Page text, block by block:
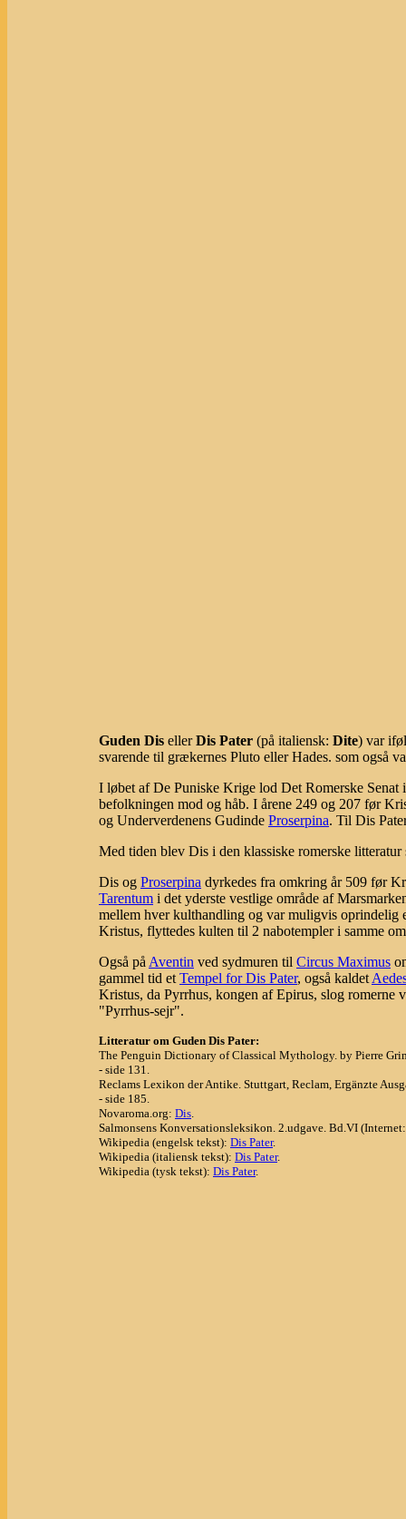
Guden Dis ellerDis Pater (på italiensk: Dite) var
svarende til grækernes Pluto eller Hades. som også
I løbet af De Puniske Krige lod Det Romerske
befolkningen mod og håb. I årene 249 og 207 før
og Underverdenens Gudinde Proserpina. Til Dis
Med tiden blev Dis i den klassiske romerske
Dis og Proserpina dyrkedes fra omkring år 509 før
Tarentum i det yderste vestlige område af
mellem hver kulthandling og var muligvis oprindelig
Kristus, flyttedes kulten til 2 nabotempler i samme
Også på Aventin ved sydmuren til Circus Maximus
gammel tid et Tempel for Dis Pater, også kaldet
Kristus, da Pyrrhus, kongen af Epirus, slog romerne
"Pyrrhus-sejr".
Litteratur om Guden Dis Pater:
The Penguin Dictionary of Classical Mythology. by Pierre
- side 131.
Reclams Lexikon der Antike. Stuttgart, Reclam, Ergänzte
- side 185.
Novaroma.org: Dis.
Salmonsens Konversationsleksikon. 2.udgave. Bd.VI
Wikipedia (engelsk tekst): Dis Pater.
Wikipedia (italiensk tekst): Dis Pater.
Wikipedia (tysk tekst): Dis Pater.